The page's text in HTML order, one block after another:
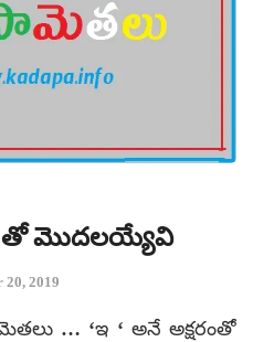
మొదలయ్యేవి
20, 2019
… ‘ఇ ‘ అనే అక్షరంతో